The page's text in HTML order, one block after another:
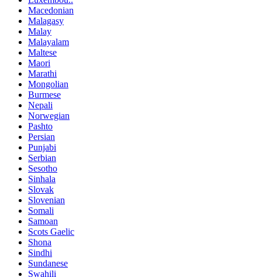
Macedonian
Malagasy
Malay
Malayalam
Maltese
Maori
Marathi
Mongolian
Burmese
Nepali
Norwegian
Pashto
Persian
Punjabi
Serbian
Sesotho
Sinhala
Slovak
Slovenian
Somali
Samoan
Scots Gaelic
Shona
Sindhi
Sundanese
Swahili